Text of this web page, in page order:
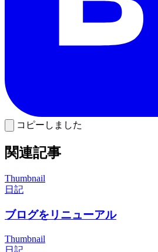
コピーしました
関連記事
Thumbnail
日記
ブログをリニューアル
Thumbnail
日記